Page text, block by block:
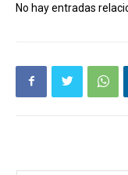
No hay entradas